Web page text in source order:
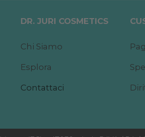
DR. JURI COSMETICS
Chi Siamo
Esplora
Contattaci